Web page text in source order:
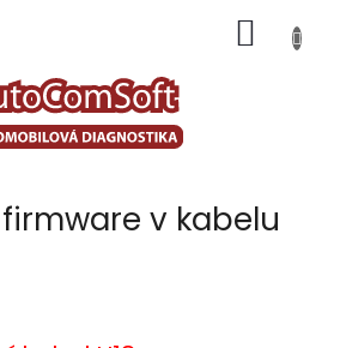
KOŠÍK
v kabelu